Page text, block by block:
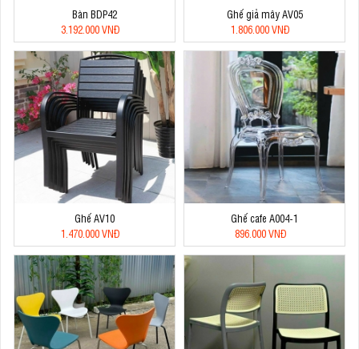
Bàn BDP42
3.192.000 VNĐ
Ghế giả mây AV05
1.806.000 VNĐ
Ghế AV10
1.470.000 VNĐ
Ghế cafe A004-1
896.000 VNĐ